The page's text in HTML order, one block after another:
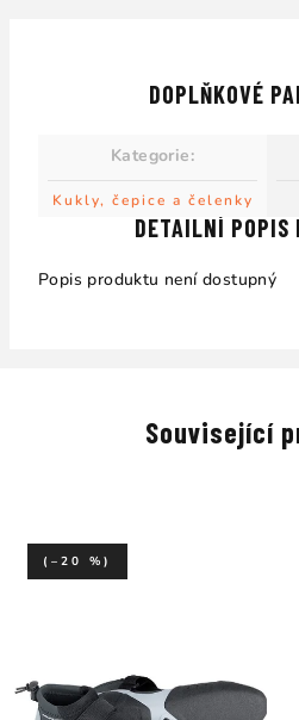
DETAILNÍ POPIS
Popis produktu není dostupný
DOPLŇKOVÉ
Kategorie:
Kukly, čepice a čelenky
Související
(–20 %)